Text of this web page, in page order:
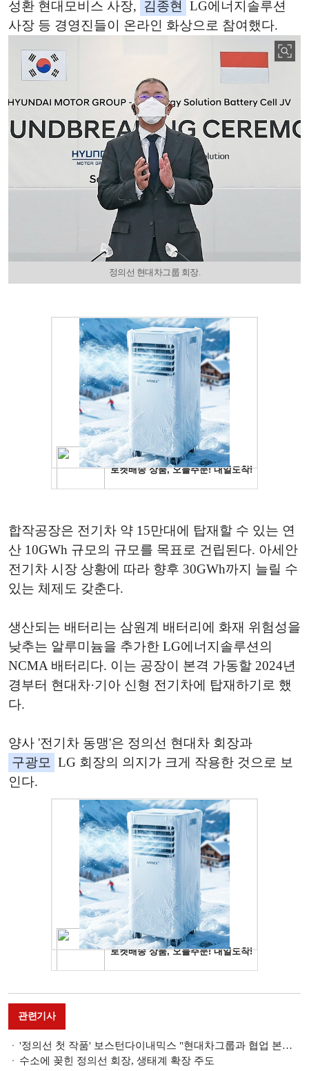
성환 현대모비스 사장,
김종현
LG에너지솔루션
사장 등 경영진들이 온라인 화상으로 참여했다.
정의선 현대차그룹 회장.
합작공장은 전기차 약 15만대에 탑재할 수 있는 연
산 10GWh 규모의 규모를 목표로 건립된다. 아세안
전기차 시장 상황에 따라 향후 30GWh까지 늘릴 수
있는 체제도 갖춘다.
생산되는 배터리는 삼원계 배터리에 화재 위험성을
낮추는 알루미늄을 추가한 LG에너지솔루션의
NCMA 배터리다. 이는 공장이 본격 가동할 2024년
경부터 현대차·기아 신형 전기차에 탑재하기로 했
다.
양사 '전기차 동맹'은 정의선 현대차 회장과
구광모
LG 회장의 의지가 크게 작용한 것으로 보
인다.
관련기사
'정의선 첫 작품' 보스턴다이내믹스 "현대차그룹과 협업 본격 추진"
수소에 꽂힌 정의선 회장, 생태계 확장 주도